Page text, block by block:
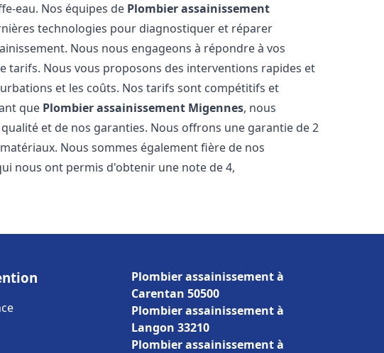
eau. Nos équipes de Plombier assainissement
technologies pour diagnostiquer et réparer
Nous nous engageons à répondre à vos
tarifs. Nous vous proposons des interventions rapides et
et les coûts. Nos tarifs sont compétitifs et
que Plombier assainissement Migennes, nous
et de nos garanties. Nous offrons une garantie de 2
Nous sommes également fière de nos
nous ont permis d'obtenir une note de 4,
Plombier assainissement à
Carentan 50500
Plombier assainissement à
Langon 33210
Plombier assainissement à